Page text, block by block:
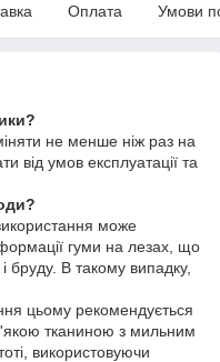
Оплата Умови
не менше ніж раз на
від умов експлуатації та
може
гуми на лезах, що
бруду. В такому випадку,
цьому рекомендується
тканиною з мильним
використовуючи